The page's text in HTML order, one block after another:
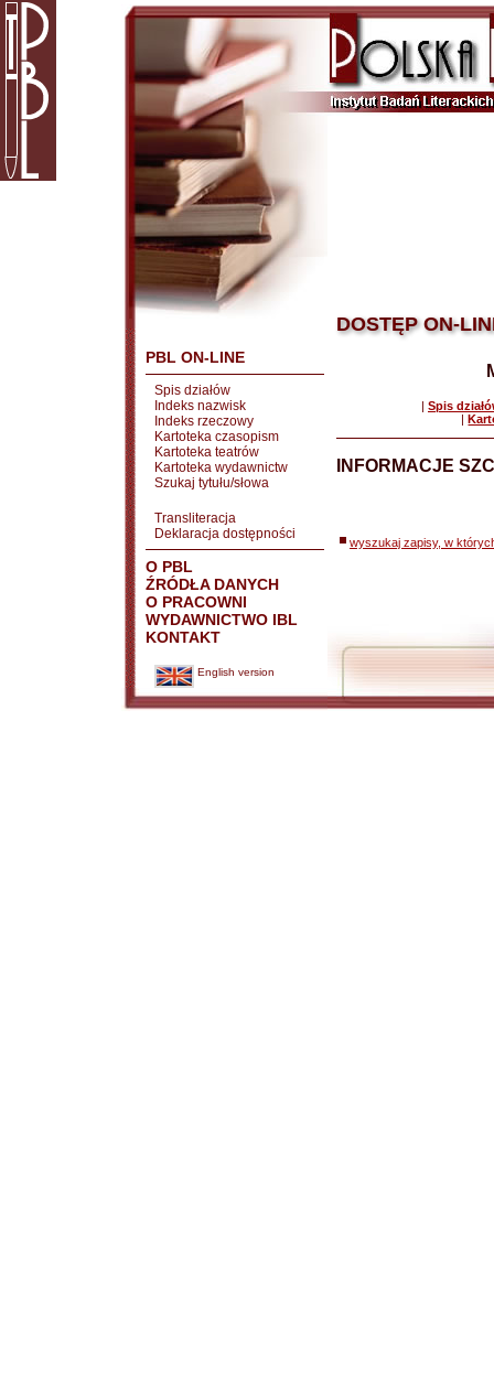
PBL ON-LINE
Spis działów
Indeks nazwisk
Indeks rzeczowy
Kartoteka czasopism
Kartoteka teatrów
Kartoteka wydawnictw
Szukaj tytułu/słowa
Transliteracja
Deklaracja dostępności
O PBL
ŹRÓDŁA DANYCH
O PRACOWNI
WYDAWNICTWO IBL
KONTAKT
English version
DOSTĘP ON-
| Spis
|
INFORMACJE
wyszukaj zapisy, w